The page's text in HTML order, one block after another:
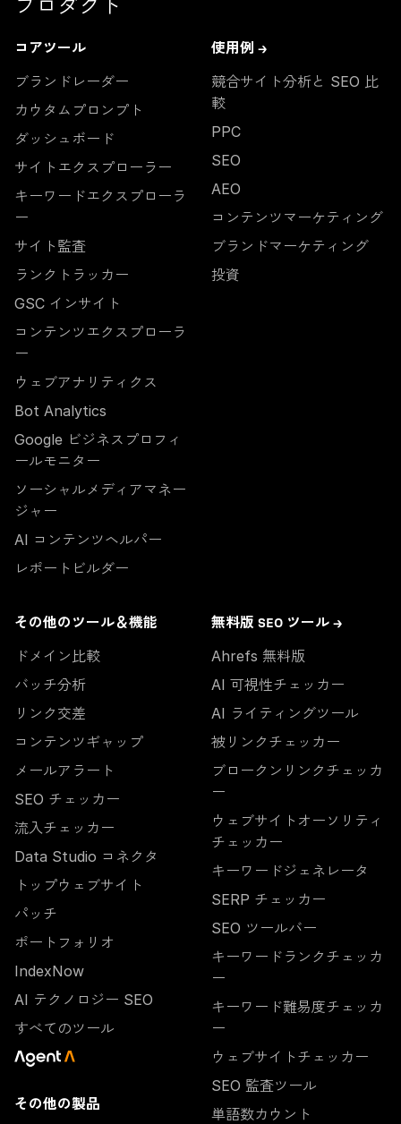
プロダクト
コアツール
ブランドレーダー
カウタムプロンプト
ダッシュボード
サイトエクスプローラー
キーワードエクスプローラ
ー
サイト監査
ランクトラッカー
GSC インサイト
コンテンツエクスプローラ
ー
ウェブアナリティクス
Bot Analytics
Google ビジネスプロフィ
ールモニター
ソーシャルメディアマネー
ジャー
AI コンテンツヘルパー
レポートビルダー
使用例 →
競合サイト分析と SEO 比
較
PPC
SEO
AEO
コンテンツマーケティング
ブランドマーケティング
投資
その他のツール＆機能
ドメイン比較
バッチ分析
リンク交差
コンテンツギャップ
メールアラート
SEO チェッカー
流入チェッカー
Data Studio コネクタ
トップウェブサイト
パッチ
ポートフォリオ
IndexNow
AI テクノロジー SEO
すべてのツール
その他の製品
無料版 SEO ツール →
Ahrefs 無料版
AI 可視性チェッカー
AI ライティングツール
被リンクチェッカー
ブロークンリンクチェッカ
ー
ウェブサイトオーソリティ
チェッカー
キーワードジェネレータ
SERP チェッカー
SEO ツールバー
キーワードランクチェッカ
ー
キーワード難易度チェッカ
ー
ウェブサイトチェッカー
SEO 監査ツール
単語数カウント